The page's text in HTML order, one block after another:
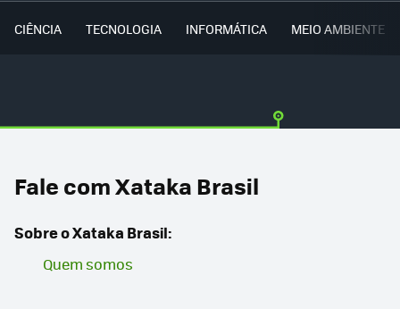
CIÊNCIA TECNOLOGIA INFORMÁTICA MEIO AMBIENTE
Fale com Xataka Brasil
Sobre o Xataka Brasil:
Quem somos